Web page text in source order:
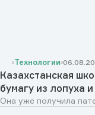
Технологии
Казахстанская
бумагу из лопуха
Она уже получила